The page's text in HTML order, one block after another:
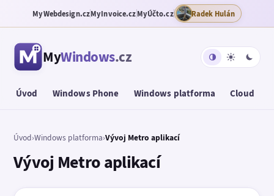
MyWebdesign.czMyInvoice.czMyÚčto.cz Radek Hulán
MyWindows.cz
Úvod Windows Phone Windows platforma Cloud
Úvod›Windows platforma›Vývoj Metro aplikací
Vývoj Metro aplikací